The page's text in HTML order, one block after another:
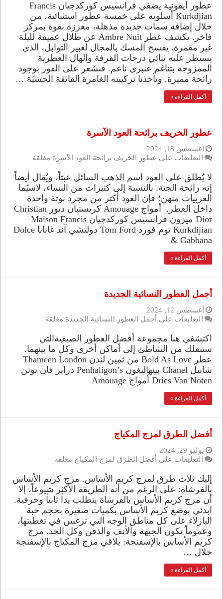
عطور أيقونية يضفي فرانسيس كوركدجيان Francis
Kurkdjian أسلوبه على خمسة عطور استثنائية، من
خلال إضافة سمات جديدة مذهلة، معززة بقوة بمركز
فاخر. يكشف عطر Ambre Nuit عن ظلال عميقة لليلة
غير مقمرة. يفسح المسك بالمجال لعبير التوابل، الذي
يسيطر عليه ثنائي درجات القرفة والهال العطرية
الممزوجة بتناغم عنبري ناعم. فنشعر على الفور بوجود
رائحة مميزة. وتأخذنا تركيبته الغامرة الفائقة الحسيّة …
أكمل القراءة »
عطور الخريف برائحة العود الآسرة
أغسطس 18, 2024
التعليقات على عطور الخريف برائحة العود الآسرة مغلقة
لا يُطلق على العود اسم الذهب السائل عبثاً، ويُقال أيضاً
إنه رائحة الجنة. بالنسبة إلى كثيرات من النساء، لاسيّما
العربيات منهن؛ فإن العود أكثر من مجرد نوتة واحدة
داخل العطر. أمواج Amouage كريستيان ديور Christian
Dior ميزون فرانسيس كوركدجيان Maison Francis
Kurkdijian توم فورد Tom Ford دولتشي آند غابانا Dolce
& Gabbana
أكمل القراءة »
أجمل العطور النسائية الجديدة
أغسطس 12, 2024
التعليقات على أجمل العطور النسائية الجديدة مغلقة
اكتشفي هنا مجموعة أفضل العطور الصيفيةالتي
ستنقلك من الشاطئ إلى أماكن أخرى وكل ما بينهما.
عطر Bold As Love من ثمين لندن Thameen London
شانيل Chanel بينهاليغون Penhaligon’s درايز فان نوتن
Dries Van Noten أمواج Amouage
أكمل القراءة »
أفضل الطرق لمزج المكياج
يوليو 29, 2024
التعليقات على أفضل الطرق لمزج المكياج مغلقة
إليك ثلاث طرق لمزج كريم الأساس. مزج كريم الأساس
بالفرشاة: على الرغم من أنه الطريقة الأكثر شيوعاً، إلا
أن مزج كريم الأساس بالفرشاة يتطلب يداً ثابتاً وحرفية.
ابدئي بوضع كريم الأساس بكميات صغيرة بحجم حبة
البازلاء على كل مناطق الوجه التي ترغبين في تغطيتها،
وعموماً تكون الجبهة والأنف والذقن وكل الخد. مزج
كريم الأساس بالإسفنجة: يلاقي مزج المكياج بالإسفنجة
خلال …
أكمل القراءة »